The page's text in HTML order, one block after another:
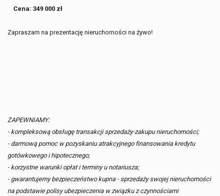
Cena: 349 000 zł
Zapraszam na prezentację nieruchomości na żywo!
ZAPEWNIAMY:
- kompleksową obsługę transakcji sprzedaży-zakupu nieruchomości;
- darmową pomoc w pozyskaniu atrakcyjnego finansowania kredytu
gotówkowego i hipotecznego;
- korzystne warunki opłat i terminy u notariusza;
- gwarantujemy bezpieczeństwo kupna - sprzedaży swojej nieruchomości
na podstawie polisy ubezpieczenia w związku z czynnościami